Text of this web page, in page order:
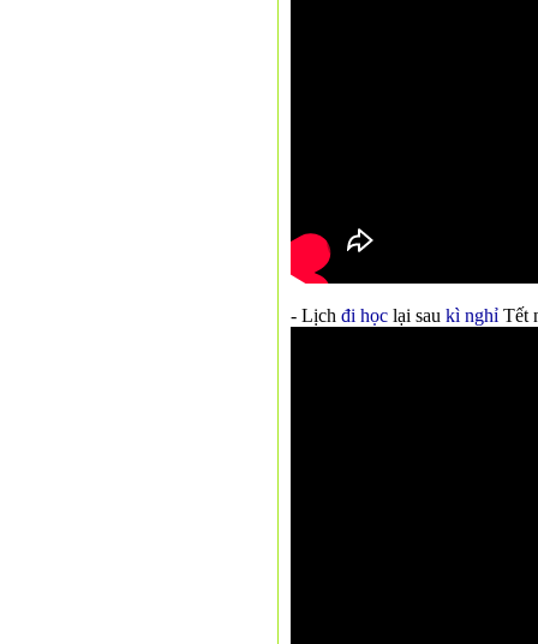
- Lịch đi học lại sau kì nghỉ Tết